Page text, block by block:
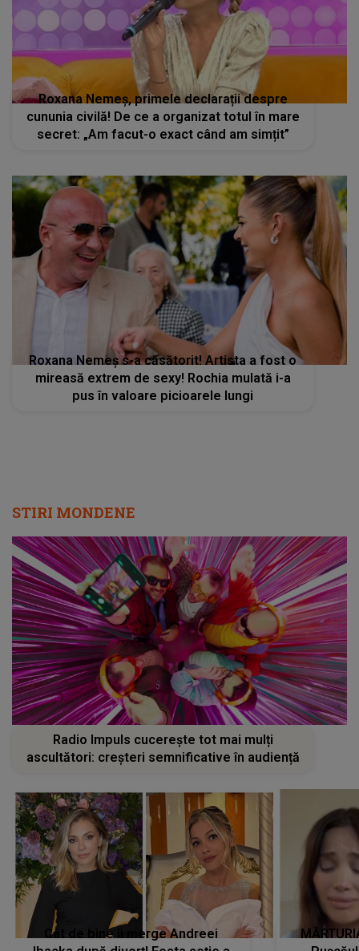
Roxana Nemeș, primele declarații despre
cununia civilă! De ce a organizat totul în mare
secret: „Am facut-o exact când am simțit”
Roxana Nemeș s-a căsătorit! Artista a fost o
mireasă extrem de sexy! Rochia mulată i-a
pus în valoare picioarele lungi
STIRI MONDENE
Radio Impuls cucerește tot mai mulți
ascultători: creșteri semnificative în audiență
Cât de bine îi merge Andreei